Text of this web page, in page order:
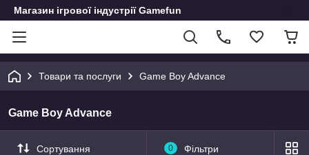
Магазин ігрової індустрії Gamefun
Товари та послуги Game Boy Advance
Game Boy Advance
Сортування 0 Фільтри